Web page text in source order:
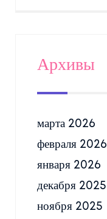
Архивы
марта 2026
февраля 2026
января 2026
декабря 2025
ноября 2025